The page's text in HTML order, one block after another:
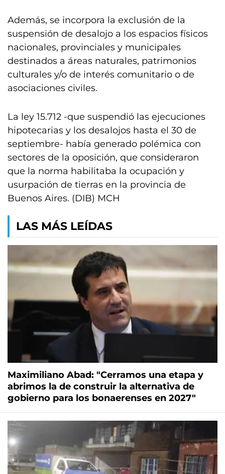
Además, se incorpora la exclusión de la
suspensión de desalojo a los espacios físicos
nacionales, provinciales y municipales
destinados a áreas naturales, patrimonios
culturales y/o de interés comunitario o de
asociaciones civiles.
La ley 15.712 -que suspendió las ejecuciones
hipotecarias y los desalojos hasta el 30 de
septiembre- había generado polémica con
sectores de la oposición, que consideraron
que la norma habilitaba la ocupación y
usurpación de tierras en la provincia de
Buenos Aires. (DIB) MCH
LAS MÁS LEÍDAS
Maximiliano Abad: "Cerramos una etapa y
abrimos la de construir la alternativa de
gobierno para los bonaerenses en 2027"